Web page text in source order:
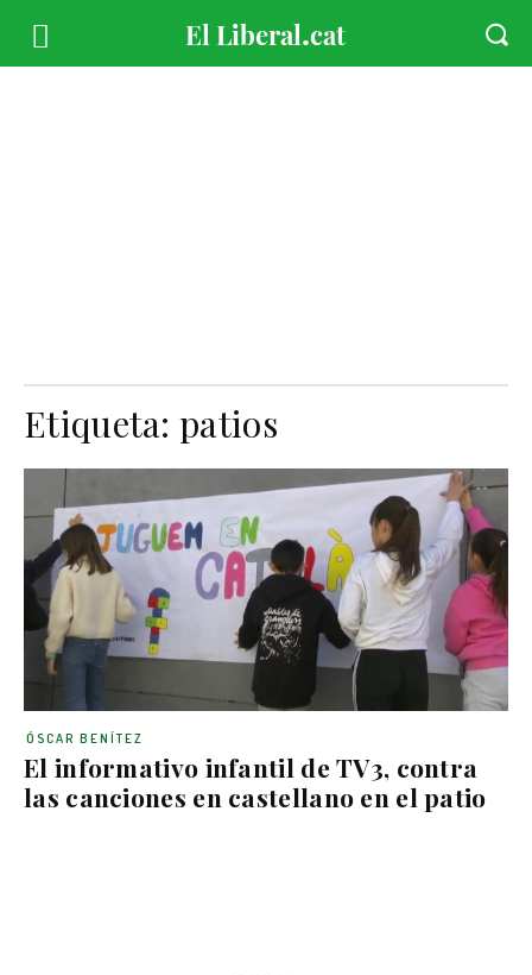
Etiqueta:patios
El informativo infantil de TV3, contra
las canciones en castellano en el patio
ÓSCAR BENÍTEZ